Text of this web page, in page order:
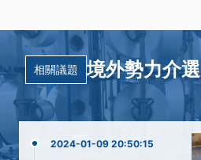
中二選區·區域立委·
當選人 盧秀燕 立委
更多...
相關議題 境外勢力介選
2024-01-09 20:50:15